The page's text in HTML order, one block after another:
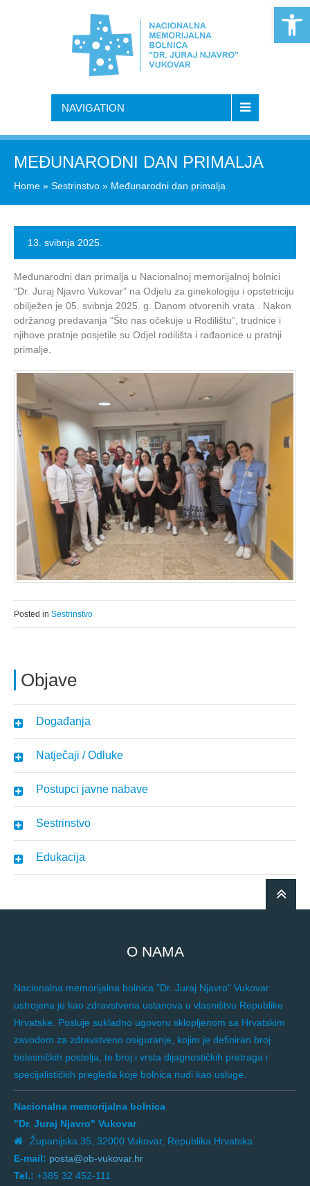
NAVIGATION
MEĐUNARODNI DAN PRIMALJA
Home » Sestrinstvo » Međunarodni dan primalja
Objave
Događanja
Natječaji / Odluke
Postupci javne nabave
Sestrinstvo
Edukacija
13. svibnja 2025.
Međunarodni dan primalja u Nacionalnoj memorijalnoj bolnici
“Dr. Juraj Njavro Vukovar” na Odjelu za ginekologiju i opstetriciju
obilježen je 05. svibnja 2025. g. Danom otvorenih vrata . Nakon
održanog predavanja “Što nas očekuje u Rodilištu”, trudnice i
njihove pratnje posjetile su Odjel rodilišta i rađaonice u pratnji
primalje.
Posted in Sestrinstvo
O NAMA
Nacionalna memorijalna bolnica "Dr. Juraj Njavro" Vukovar
ustrojena je kao zdravstvena ustanova u vlasništvu Republike
Hrvatske. Posluje sukladno ugovoru sklopljenom sa Hrvatskim
zavodom za zdravstveno osiguranje, kojim je definiran broj
bolesničkih postelja, te broj i vrsta dijagnostičkih pretraga i
specijalističkih pregleda koje bolnica nudi kao usluge.
Nacionalna memorijalna bolnica
"Dr. Juraj Njavro" Vukovar
Županijska 35, 32000 Vukovar, Republika Hrvatska
E-mail: posta@ob-vukovar.hr
Tel.: +385 32 452-111